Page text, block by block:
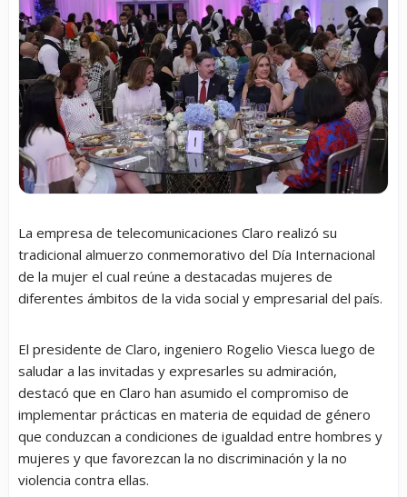
La empresa de telecomunicaciones Claro realizó su
tradicional almuerzo conmemorativo del Día Internacional
de la mujer el cual reúne a destacadas mujeres de
diferentes ámbitos de la vida social y empresarial del país.
El presidente de Claro, ingeniero Rogelio Viesca luego de
saludar a las invitadas y expresarles su admiración,
destacó que en Claro han asumido el compromiso de
implementar prácticas en materia de equidad de género
que conduzcan a condiciones de igualdad entre hombres y
mujeres y que favorezcan la no discriminación y la no
violencia contra ellas.